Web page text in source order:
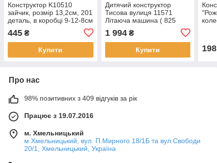
Конструктор K10510
зайчик, розмір 13,2см, 201
деталь, в коробці 9-12-8см
445 ₴
Купити
Дитячий конструктор
Тисова вулиця 11571
Літаюча машина ( 825
1 994₴
Купити 198
Про нас
98% позитивних з 409 відгуків за рік
Працює з 19.07.2016
м. Хмельницький
м.Хмельницький, вул. П.Мирного 18/1Б та вул.Свободи
20/1, Хмельницький, Україна